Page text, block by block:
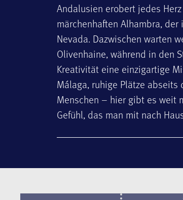
Andalusien erobert jedes
märchenhaften Alhambra,
Nevada. Dazwischen warten
Olivenhaine, während in den
Kreativität eine einzigartige
Málaga, ruhige Plätze
Menschen – hier gibt es weit
Gefühl, das man mit nach